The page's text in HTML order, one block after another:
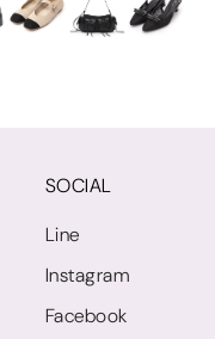
SOCIAL
Line
Instagram
Facebook